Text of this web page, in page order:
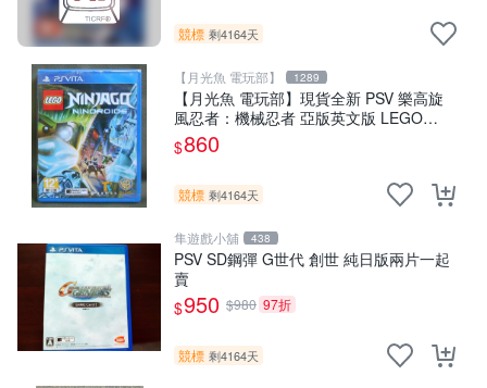
競標 剩4164天
【月光魚 電玩部】 1289
【月光魚 電玩部】現貨全新 PSV 樂高旋
風忍者：機械忍者 亞版英文版 LEGO
Ninjago: Nindroids
$860
競標 剩4164天
隼遊戲小舖 438
PSV SD鋼彈 G世代 創世 純日版兩片一起
賣
$950 $980 97折
競標 剩4164天